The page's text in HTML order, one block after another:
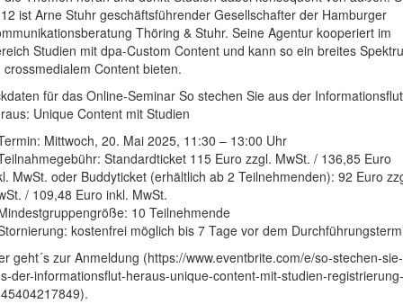
ist Arne Stuhr geschäftsführender Gesellschafter der Hamburger
Thöring & Stuhr. Seine Agentur kooperiert im
Studien mit dpa-Custom Content und kann so ein breites
crossmedialem Content bieten.
für das Online-Seminar So stechen Sie aus der Informationsflut
Unique Content mit Studien
Mittwoch, 20. Mai 2025, 11:30 – 13:00 Uhr
Standardticket 115 Euro zzgl. MwSt. / 136,85 Euro
MwSt. oder Buddyticket (erhältlich ab 2 Teilnehmenden): 92 Euro
/ 109,48 Euro inkl. MwSt.
10 Teilnehmende
kostenfrei möglich bis 7 Tage vor dem
geht´s zur Anmeldung (https://www.eventbrite.com/e/so-stechen-sie-
der-informationsflut-heraus-unique-content-mit-studien-registrierung-